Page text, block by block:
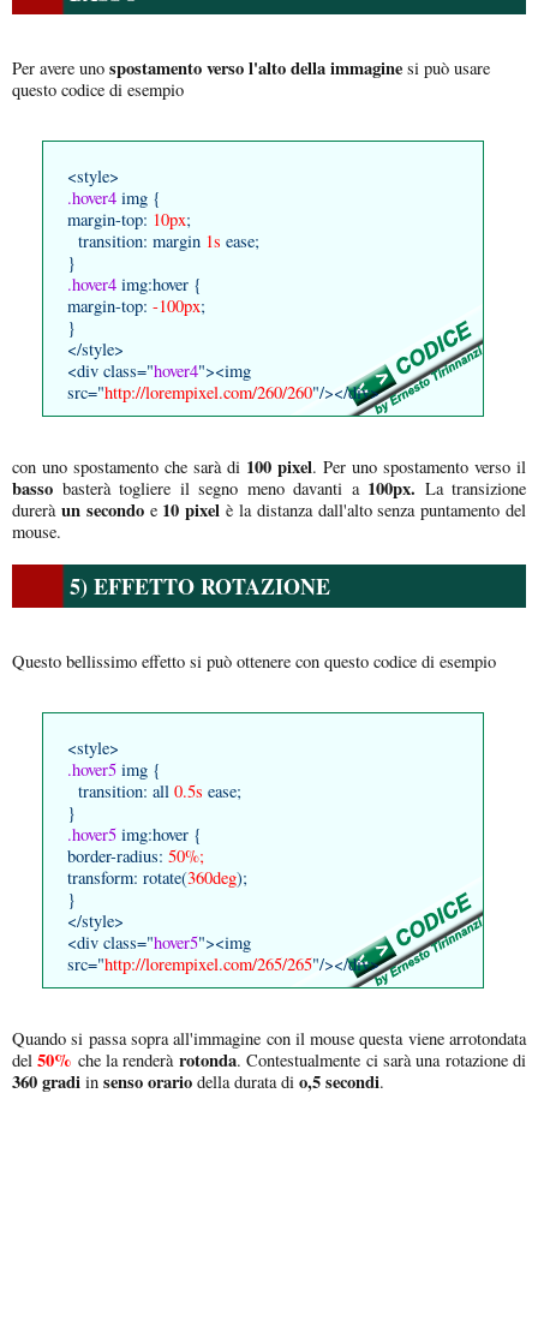
Per avere uno spostamento verso l'alto della immagine si può usare
questo codice di esempio
<style>
.hover4 img {
margin-top: 10px;
transition: margin 1s ease;
}
.hover4 img:hover {
margin-top: -100px;
}
</style>
<div class="hover4"><img
src="http://lorempixel.com/260/260"/></div>
con uno spostamento che sarà di 100 pixel. Per uno spostamento verso il
basso basterà togliere il segno meno davanti a 100px. La transizione
durerà un secondoe10 pixel è la distanza dall'alto senza puntamento del
mouse.
5) EFFETTO ROTAZIONE
Questo bellissimo effetto si può ottenere con questo codice di esempio
<style>
.hover5 img {
transition: all 0.5s ease;
}
.hover5 img:hover {
border-radius: 50%;
transform: rotate(360deg);
}
</style>
<div class="hover5"><img
src="http://lorempixel.com/265/265"/></div>
Quando si passa sopra all'immagine con il mouse questa viene arrotondata
del 50% che la renderà rotonda. Contestualmente ci sarà una rotazione di
360 gradi in senso orario della durata di o,5 secondi.